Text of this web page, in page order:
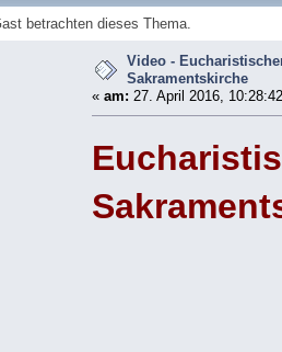
betrachten dieses Thema.
Video -
Sakramentskirche
« am: 27. April 2016,